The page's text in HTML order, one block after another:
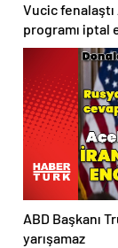
Vucic fenalaştı
programı iptal
ABD Başkanı
yarışamaz